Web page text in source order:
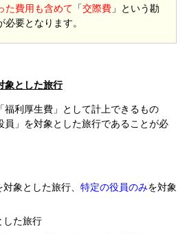
た費用も含めて 「交際費 」という勘
要となります。
象とした旅行
福利厚生費」として計上できるもの
員」を対象とした旅行であることが必
対象とした旅行、 特定の役員のみを対象
した旅行